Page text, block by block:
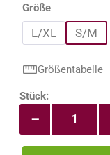
Größeauswählen
L/XL S/M
Größentabelle
Produkt
Stück:
−